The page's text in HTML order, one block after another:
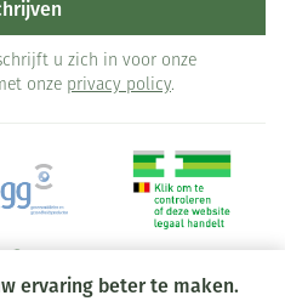
ervaring beter te maken.
u zich in voor onze
onze privacy policy.